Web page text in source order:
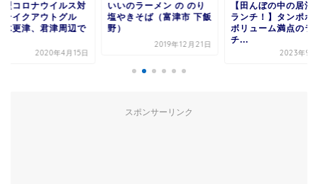
いいのラーメン の のり
塩やきそば（富津市 下飯
野）
【田んぼの中の居酒屋で
ランチ！】タンポポ村で
ボリューム満点のラン
チ...
最近オー
いとんか
スポンサーリンク